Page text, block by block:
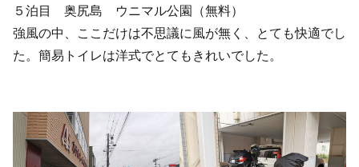
５泊目 奥尻島 ウニマル公園（無料）
強風の中、ここだけは不思議に風が無く、とても快適でし
た。簡易トイレは洋式でとてもきれいでした。